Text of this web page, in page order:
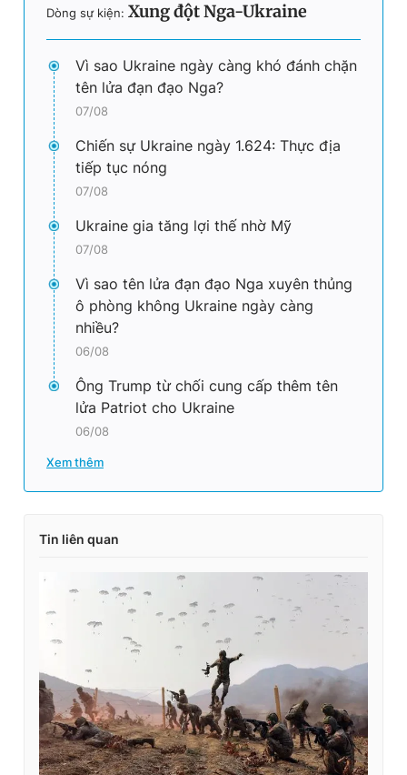
Dòng sự kiện: Xung đột Nga-Ukraine
Vì sao Ukraine ngày càng khó đánh chặn
tên lửa đạn đạo Nga?
07/08
Chiến sự Ukraine ngày 1.624: Thực địa
tiếp tục nóng
07/08
Ukraine gia tăng lợi thế nhờ Mỹ
07/08
Vì sao tên lửa đạn đạo Nga xuyên thủng
ô phòng không Ukraine ngày càng
nhiều?
06/08
Ông Trump từ chối cung cấp thêm tên
lửa Patriot cho Ukraine
06/08
Xem thêm
Tin liên quan